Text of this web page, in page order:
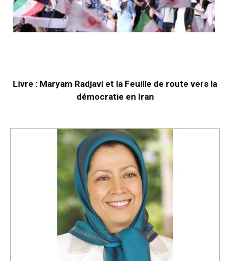
Livre : Maryam Radjavi et la Feuille de route vers la
démocratie en Iran